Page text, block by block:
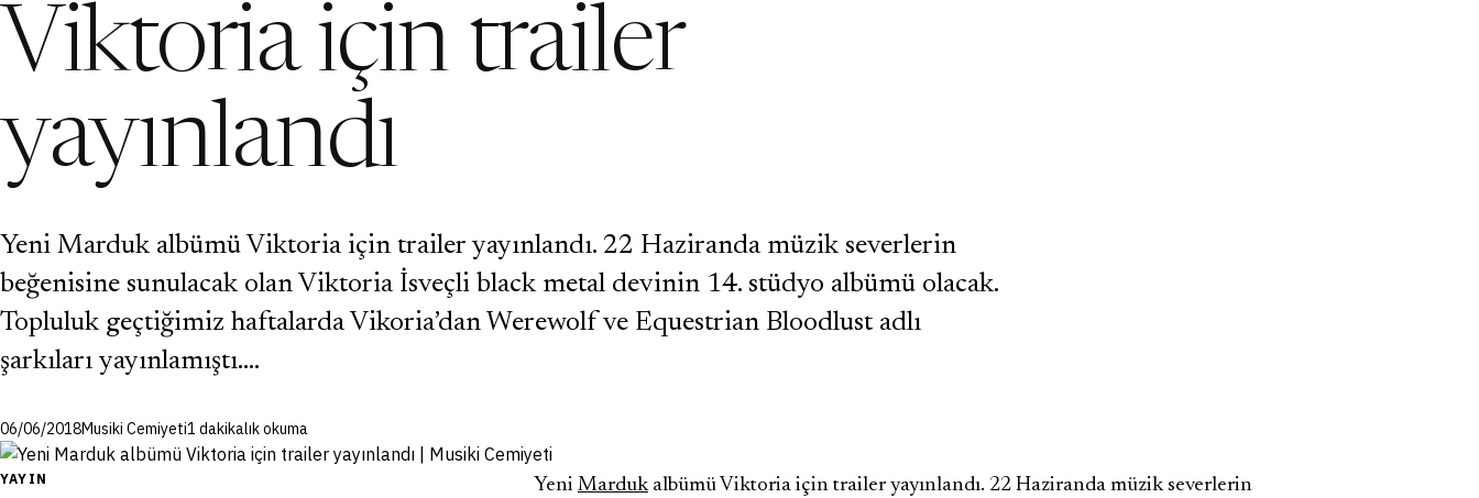
Viktoria için trailer
yayınlandı
Yeni Marduk albümü Viktoria için trailer yayınlandı. 22 Haziranda müzik severlerin
beğenisine sunulacak olan Viktoria İsveçli black metal devinin 14. stüdyo albümü olacak.
Topluluk geçtiğimiz haftalarda Vikoria’dan Werewolf ve Equestrian Bloodlust adlı
şarkıları yayınlamıştı.…
06/06/2018Musiki Cemiyeti1 dakikalık okuma
YAYIN Yeni Mardukalbümü Viktoria için trailer yayınlandı. 22 Haziranda müzik severlerin